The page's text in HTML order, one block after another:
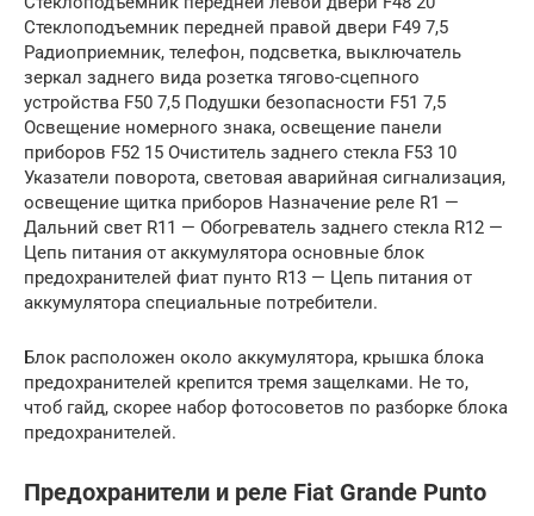
Стеклоподъемник передней правой двери F49 7,5
Радиоприемник, телефон, подсветка, выключатель
зеркал заднего вида розетка тягово-сцепного
устройства F50 7,5 Подушки безопасности F51 7,5
Освещение номерного знака, освещение панели
приборов F52 15 Очиститель заднего стекла F53 10
Указатели поворота, световая аварийная сигнализация,
освещение щитка приборов Назначение реле R1 —
Дальний свет R11 — Обогреватель заднего стекла R12 —
Цепь питания от аккумулятора основные блок
предохранителей фиат пунто R13 — Цепь питания от
аккумулятора специальные потребители.
Блок расположен около аккумулятора, крышка блока
предохранителей крепится тремя защелками. Не то,
чтоб гайд, скорее набор фотосоветов по разборке блока
предохранителей.
Предохранители и реле Fiat Grande Punto